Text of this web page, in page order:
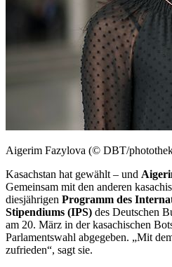
Aigerim Fazylova (© DBT/
Kasachstan hat gewählt – und
Gemeinsam mit den anderen
diesjährigen Programm des
Stipendiums (IPS) des Deutschen
am 20. März in der kasachischen
Parlamentswahl abgegeben. „Mit
zufrieden“, sagt sie.